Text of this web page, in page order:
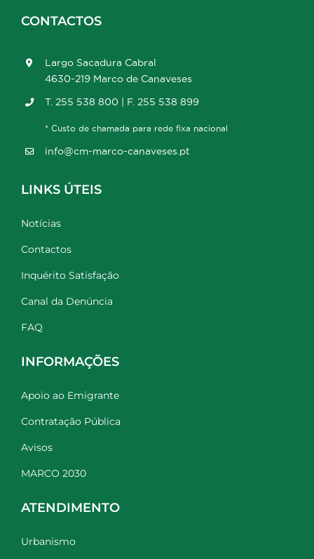
CONTACTOS
Largo Sacadura Cabral
4630-219 Marco de Canaveses
T. 255 538 800 | F. 255 538 899
* Custo de chamada para rede fixa nacional
info@cm-marco-canaveses.pt
LINKS ÚTEIS
Notícias
Contactos
Inquérito Satisfação
Canal da Denúncia
FAQ
INFORMAÇÕES
Apoio ao Emigrante
Contratação Pública
Avisos
MARCO 2030
ATENDIMENTO
Urbanismo